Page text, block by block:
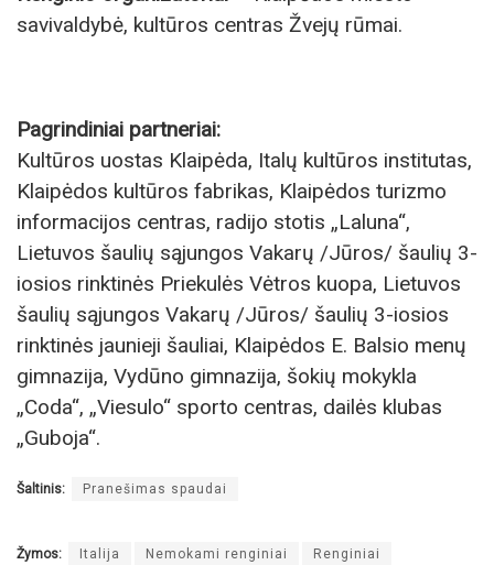
savivaldybė, kultūros centras Žvejų rūmai.
Pagrindiniai partneriai:
Kultūros uostas Klaipėda, Italų kultūros institutas,
Klaipėdos kultūros fabrikas, Klaipėdos turizmo
informacijos centras, radijo stotis „Laluna“,
Lietuvos šaulių sąjungos Vakarų /Jūros/ šaulių 3-
iosios rinktinės Priekulės Vėtros kuopa, Lietuvos
šaulių sąjungos Vakarų /Jūros/ šaulių 3-iosios
rinktinės jaunieji šauliai, Klaipėdos E. Balsio menų
gimnazija, Vydūno gimnazija, šokių mokykla
„Coda“, „Viesulo“ sporto centras, dailės klubas
„Guboja“.
Šaltinis: Pranešimas spaudai
Žymos: Italija Nemokami renginiai Renginiai